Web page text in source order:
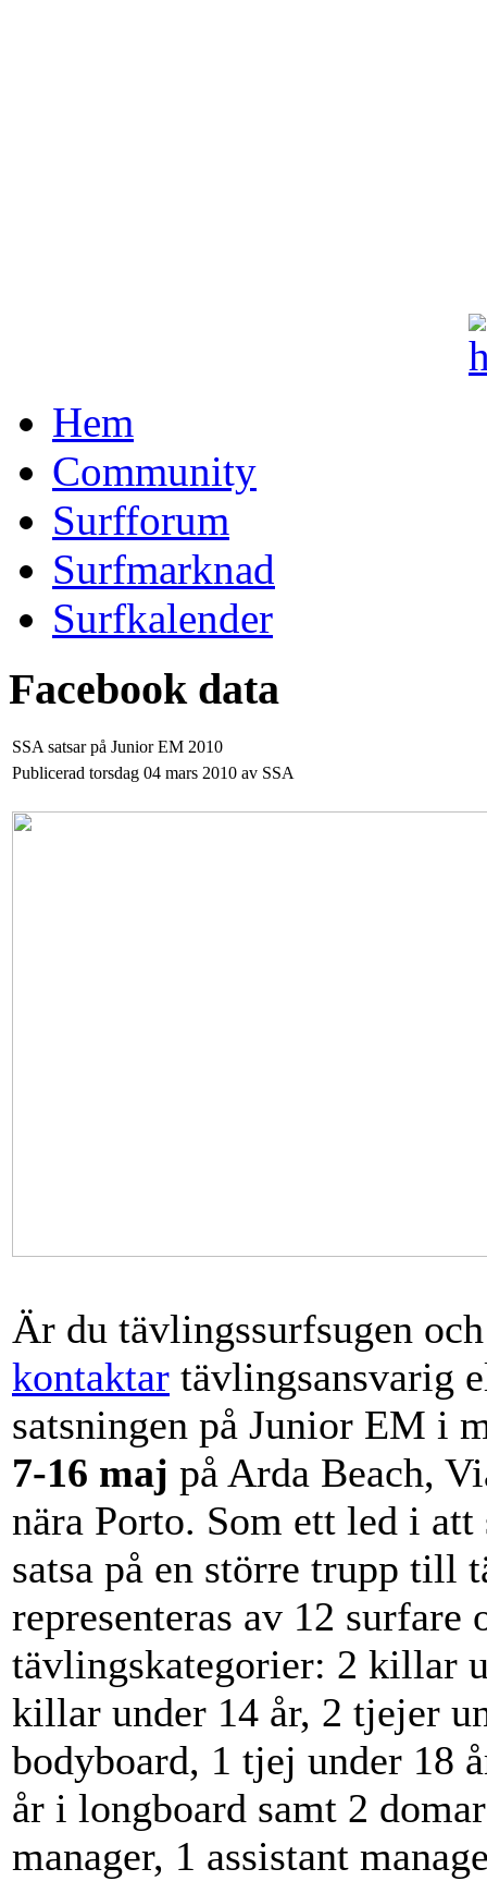
Hem
Community
Surfforum
Surfmarknad
Surfkalender
Facebook data
SSA satsar på Junior EM 2010
Publicerad torsdag 04 mars 2010 av SSA
Är du tävlingssurfsugen
kontaktar tävlingsansvarig
satsningen på Junior EM i
7-16 maj på Arda Beach,
nära Porto. Som ett led i
satsa på en större trupp till
representeras av 12
tävlingskategorier: 2 killar
killar under 14 år, 2 tjejer
bodyboard, 1 tjej under 18
år i longboard samt 2
manager, 1 assistant